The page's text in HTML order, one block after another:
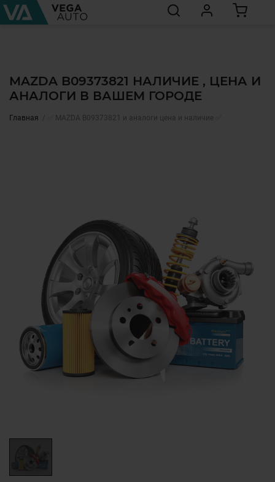
MAZDA B09373821 НАЛИЧИЕ , ЦЕНА И
АНАЛОГИ В ВАШЕМ ГОРОДЕ
Главная ✅ MAZDA B09373821 и аналоги цена и наличие ✅